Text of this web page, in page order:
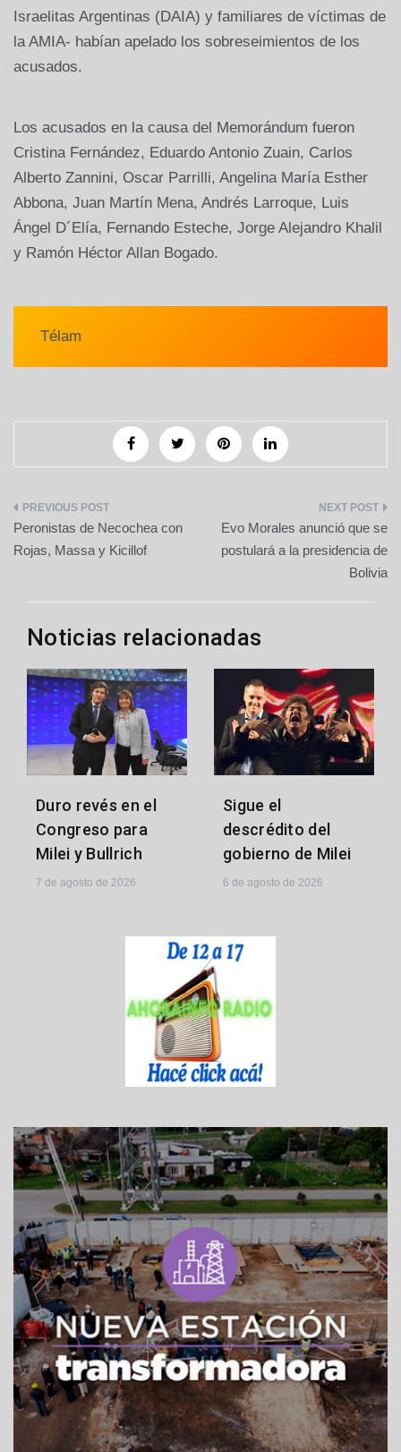
Israelitas Argentinas (DAIA) y familiares de víctimas de
la AMIA- habían apelado los sobreseimientos de los
acusados.
Los acusados en la causa del Memorándum fueron
Cristina Fernández, Eduardo Antonio Zuain, Carlos
Alberto Zannini, Oscar Parrilli, Angelina María Esther
Abbona, Juan Martín Mena, Andrés Larroque, Luis
Ángel D´Elía, Fernando Esteche, Jorge Alejandro Khalil
y Ramón Héctor Allan Bogado.
Télam
Navegación
de
Peronistas de Necochea con
Rojas, Massa y Kicillof
Evo Morales anunció que se
postulará a la presidencia de
Bolivia
Noticias relacionadas
Duro revés en el
Congreso para
Milei y Bullrich
7 de agosto de 2026
Sigue el
descrédito del
gobierno de Milei
6 de agosto de 2026